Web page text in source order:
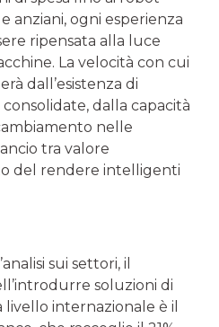
anziani, ogni esperienza
ripensata alla luce
La velocità con cui
dall’esistenza di
dalla capacità
nelle
tra valore
del rendere intelligenti
sui settori, il
soluzioni di
internazionale è il